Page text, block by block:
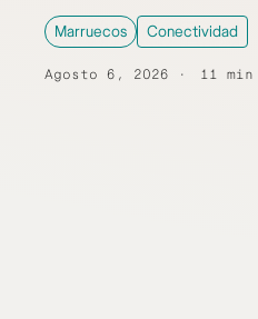
Marruecos Conectividad
Agosto 6, 2026 11 min